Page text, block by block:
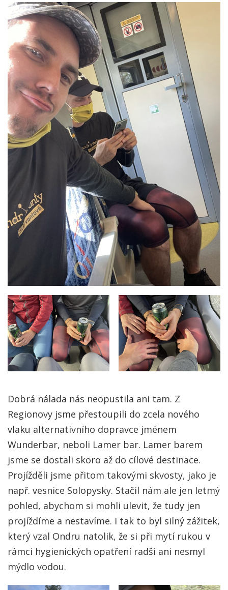
Dobrá nálada nás neopustila ani tam. Z
Regionovy jsme přestoupili do zcela nového
vlaku alternativního dopravce jménem
Wunderbar, neboli Lamer bar. Lamer barem
jsme se dostali skoro až do cílové destinace.
Projížděli jsme přitom takovými skvosty, jako je
např. vesnice Solopysky. Stačil nám ale jen letmý
pohled, abychom si mohli ulevit, že tudy jen
projíždíme a nestavíme. I tak to byl silný zážitek,
který vzal Ondru natolik, že si při mytí rukou v
rámci hygienických opatření radši ani nesmyl
mýdlo vodou.